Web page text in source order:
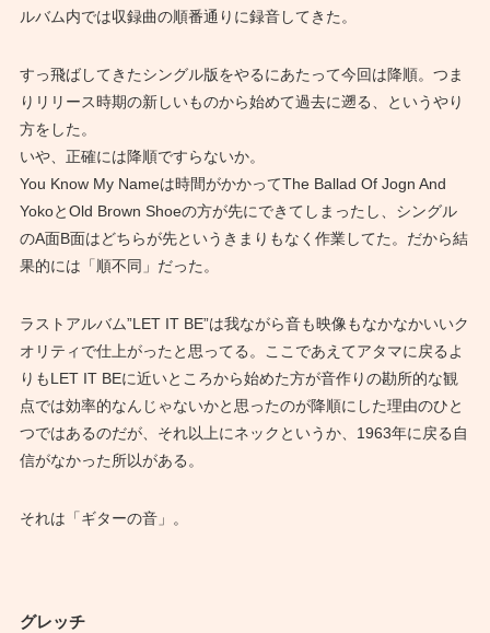
ルバム内では収録曲の順番通りに録音してきた。
すっ飛ばしてきたシングル版をやるにあたって今回は降順。つま
りリリース時期の新しいものから始めて過去に遡る、というやり
方をした。
いや、正確には降順ですらないか。
You Know My Nameは時間がかかってThe Ballad Of Jogn And
YokoとOld Brown Shoeの方が先にできてしまったし、シングル
のA面B面はどちらが先というきまりもなく作業してた。だから結
果的には「順不同」だった。
ラストアルバム”LET IT BE”は我ながら音も映像もなかなかいいク
オリティで仕上がったと思ってる。ここであえてアタマに戻るよ
りもLET IT BEに近いところから始めた方が音作りの勘所的な観
点では効率的なんじゃないかと思ったのが降順にした理由のひと
つではあるのだが、それ以上にネックというか、1963年に戻る自
信がなかった所以がある。
それは「ギターの音」。
グレッチ